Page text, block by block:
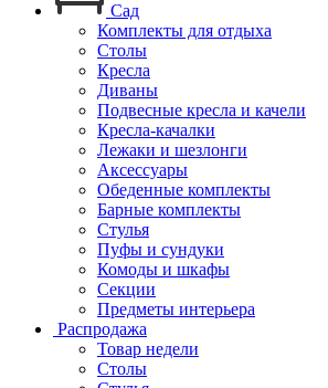
Сад
Комплекты для отдыха
Столы
Кресла
Диваны
Подвесные кресла и качели
Кресла-качалки
Лежаки и шезлонги
Аксессуары
Обеденные комплекты
Барные комплекты
Стулья
Пуфы и сундуки
Комоды и шкафы
Секции
Предметы интерьера
Распродажа
Товар недели
Столы